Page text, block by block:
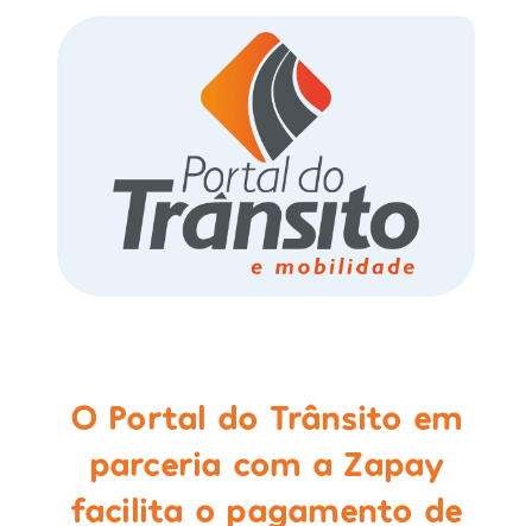
O Portal do Trânsito em
parceria com a Zapay
facilita o pagamento de